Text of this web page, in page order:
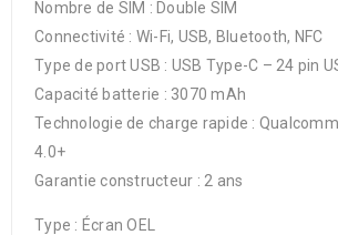
Nombre de SIM : Double SIM
Connectivité : Wi-Fi, USB, Bluetooth, NFC
Type de port USB : USB Type-C – 24 pin
Capacité batterie : 3070 mAh
Technologie de charge rapide :
4.0+
Garantie constructeur : 2 ans
Type : Écran OEL